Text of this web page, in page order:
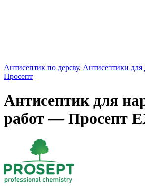
Антисептик по дереву, Антисептики для
Просепт
Антисептик для
работ — Просепт